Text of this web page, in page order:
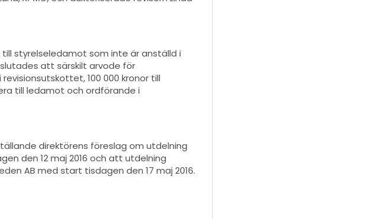
styrelseledamot som inte är anställd i
att särskilt arvode för
100 000 kronor till
till ledamot och ordförande i
direktörens föreslag om utdelning
den 12 maj 2016 och att utdelning
AB med start tisdagen den 17 maj 2016.